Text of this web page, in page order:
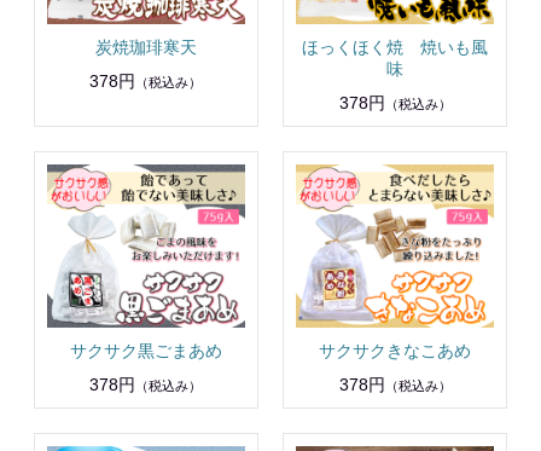
炭焼珈琲寒天
378円
（税込み）
ほっくほく焼 焼いも風
味
378円
（税込み）
サクサク黒ごまあめ
378円
（税込み）
サクサクきなこあめ
378円
（税込み）